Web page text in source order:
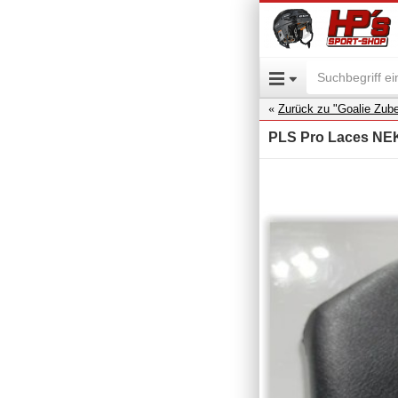
Zurück zu "Goalie
PLS Pro Laces